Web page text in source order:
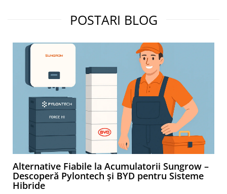
POSTARI BLOG
Alternative Fiabile la Acumulatorii Sungrow –
Descoperă Pylontech și BYD pentru Sisteme
Hibride